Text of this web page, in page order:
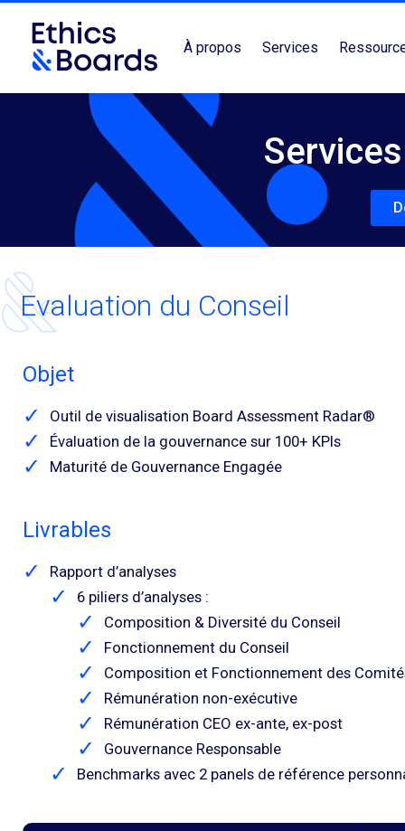
À propos Services
Evaluation du Conseil
Objet
Outil de visualisation Board Assessment Radar®
Évaluation de la gouvernance sur 100+ KPIs
Maturité de Gouvernance Engagée
Livrables
Rapport d’analyses
6 piliers d’analyses :
Composition & Diversité du Conseil
Fonctionnement du Conseil
Composition et Fonctionnement des
Rémunération non-exécutive
Rémunération CEO ex-ante, ex-post
Gouvernance Responsable
Benchmarks avec 2 panels de référence